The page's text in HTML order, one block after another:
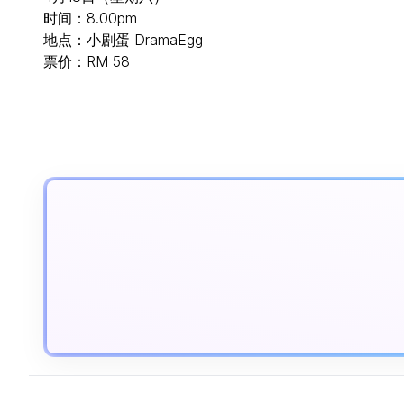
时间：8.00pm
地点：小剧蛋 DramaEgg
票价：RM 58